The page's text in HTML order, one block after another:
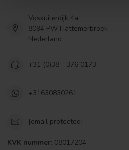
Voskuilerdijk 4a
8094 PW Hattemerbroek
Nederland
+31 (0)38 - 376 0173
+31630830261
[email protected]
KVK nummer: 08017204